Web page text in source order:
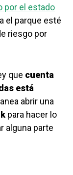
por el estado
el parque esté
riesgo por
que cuenta
está
abrir una
para hacer lo
alguna parte